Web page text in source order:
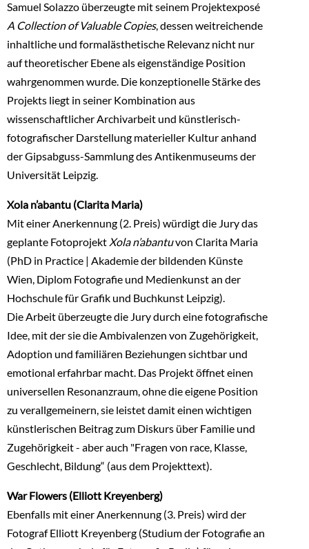
Samuel Solazzo überzeugte mit seinem Projektexposé
A Collection of Valuable Copies, dessen weitreichende
inhaltliche und formalästhetische Relevanz nicht nur
auf theoretischer Ebene als eigenständige Position
wahrgenommen wurde. Die konzeptionelle Stärke des
Projekts liegt in seiner Kombination aus
wissenschaftlicher Archivarbeit und künstlerisch-
fotografischer Darstellung materieller Kultur anhand
der Gipsabguss-Sammlung des Antikenmuseums der
Universität Leipzig.
Xola n’abantu (Clarita Maria)
Mit einer Anerkennung (2. Preis) würdigt die Jury das
geplante Fotoprojekt Xola n’abantuvon Clarita Maria
(PhD in Practice | Akademie der bildenden Künste
Wien, Diplom Fotografie und Medienkunst an der
Hochschule für Grafik und Buchkunst Leipzig).
Die Arbeit überzeugte die Jury durch eine fotografische
Idee, mit der sie die Ambivalenzen von Zugehörigkeit,
Adoption und familiären Beziehungen sichtbar und
emotional erfahrbar macht. Das Projekt öffnet einen
universellen Resonanzraum, ohne die eigene Position
zu verallgemeinern, sie leistet damit einen wichtigen
künstlerischen Beitrag zum Diskurs über Familie und
Zugehörigkeit - aber auch "Fragen von race, Klasse,
Geschlecht, Bildung“ (aus dem Projekttext).
War Flowers (Elliott Kreyenberg)
Ebenfalls mit einer Anerkennung (3. Preis) wird der
Fotograf Elliott Kreyenberg (Studium der Fotografie an